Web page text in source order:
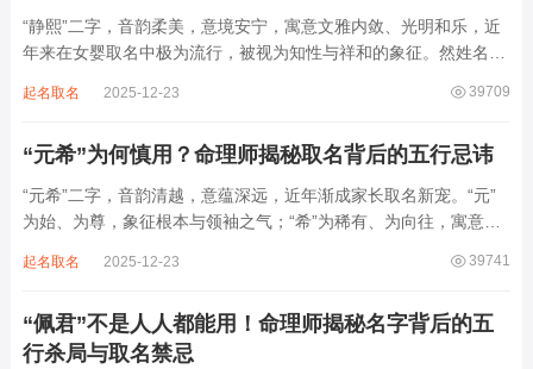
“静熙”二字，音韵柔美，意境安宁，寓意文雅内敛、光明和乐，近
年来在女婴取名中极为流行，被视为知性与祥和的象征。然姓名命
象，实藏金水偏寒、火气受制之弊，若不顾八字强弱，盲目套用，
39709
起名取名 2025-12-23
“元希”为何慎用？命理师揭秘取名背后的五行忌讳
“元希”二字，音韵清越，意蕴深远，近年渐成家长取名新宠。“元”
为始、为尊，象征根本与领袖之气；“希”为稀有、为向往，寓意卓
象。然姓名非止文雅，实为命理气场之枢纽。一字之选，关乎运途
39741
起名取名 2025-12-23
“佩君”不是人人都能用！命理师揭秘名字背后的五
行杀局与取名禁忌